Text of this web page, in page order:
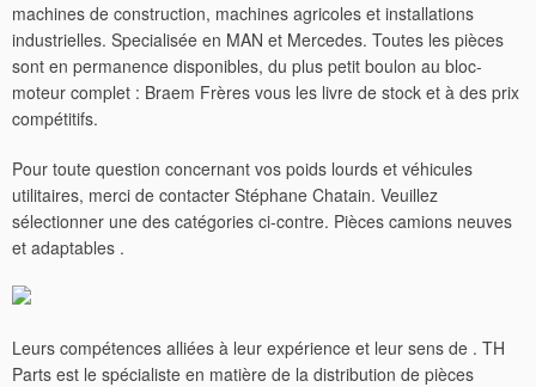
machines de construction, machines agricoles et installations
industrielles. Specialisée en MAN et Mercedes. Toutes les pièces
sont en permanence disponibles, du plus petit boulon au bloc-
moteur complet : Braem Frères vous les livre de stock et à des prix
compétitifs.
Pour toute question concernant vos poids lourds et véhicules
utilitaires, merci de contacter Stéphane Chatain. Veuillez
sélectionner une des catégories ci-contre. Pièces camions neuves
et adaptables .
Leurs compétences alliées à leur expérience et leur sens de . TH
Parts est le spécialiste en matière de la distribution de pièces